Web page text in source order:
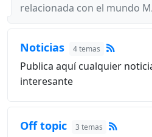
relacionada con el mundo
Noticias 4 temas
Publica aquí cualquier
interesante
Off topic 3 temas